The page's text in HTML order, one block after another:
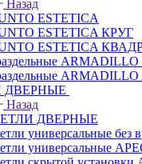
Назад
ESTETICA
ESTETICA КРУГ
ESTETICA
ARMADILLO
ДВЕРНЫЕ
Назад
ДВЕРНЫЕ
универсальные без
универсальные